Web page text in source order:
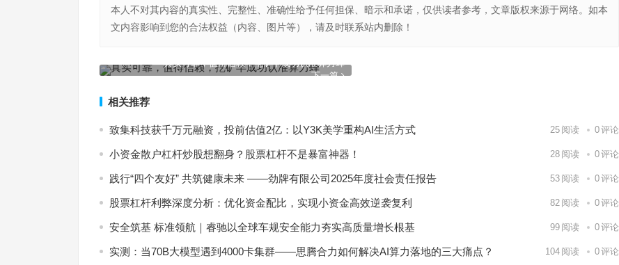
本人不对其内容的真实性、完整性、准确性给予任何担保、暗示和承诺，仅供读者参考，文章版权来源于网络。如本
文内容影响到您的合法权益（内容、图片等），请及时联系站内删除！
上一篇 下一篇
真实可靠，值得信赖，挖矿早成功认准算力蜂
相关推荐
致集科技获千万元融资，投前估值2亿：以Y3K美学重构AI生活方式 25 阅读 0评论
小资金散户杠杆炒股想翻身？股票杠杆不是暴富神器！ 28 阅读 0评论
践行“四个友好” 共筑健康未来 ——劲牌有限公司2025年度社会责任报告 53 阅读 0评论
股票杠杆利弊深度分析：优化资金配比，实现小资金高效逆袭复利 82 阅读 0评论
安全筑基 标准领航｜睿驰以全球车规安全能力夯实高质量增长根基 99 阅读 0评论
实测：当70B大模型遇到4000卡集群——思腾合力如何解决AI算力落地的三大痛点？ 104 阅读 0评论